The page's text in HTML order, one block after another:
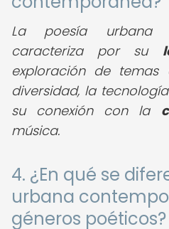
La poesía urbana
caracteriza por su
exploración de
diversidad, la
su conexión con la
música.
4. ¿En qué se
urbana
géneros poéticos?